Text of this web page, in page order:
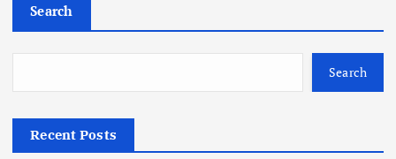
Search
Search
Recent Posts